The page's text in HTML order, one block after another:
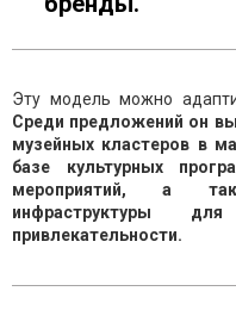
Эту модель можно
Среди предложений он
музейных кластеров в
базе культурных
мероприятий, а
инфраструктуры для
привлекательности.